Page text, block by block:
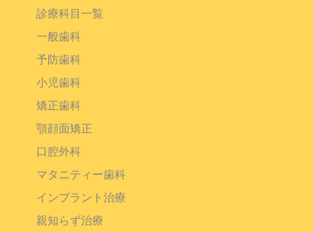
診療科目一覧
一般歯科
予防歯科
小児歯科
矯正歯科
顎顔面矯正
口腔外科
マタニティー歯科
インプラント治療
親知らず治療